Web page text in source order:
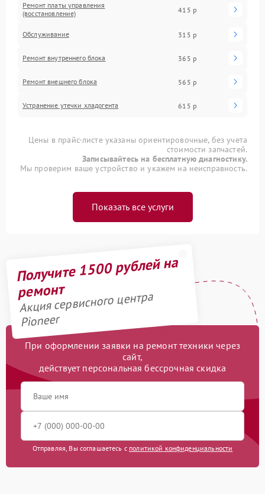
Ремонт платы управления
(восстановление)
415 р
Обслуживание 315 р
Ремонт внутреннего блока 365 р
Ремонт внешнего блока 565 р
Устранение утечки хладогента 615 р
Цены в прайс-листе указаны ориентировочные, без учета
стоимости запчастей.
Записывайтесь на бесплатную диагностику.
Мы проверим ваше устройство и укажем на неисправность.
Показать все услуги
Получите 1500 рублей на
ремонт
Акция сервисного центра
Pioneer
При оформлении заявки на ремонт техники через
сайт,
действует персональная бессрочная скидка
Отправляя, Вы соглашаетесь с политикой конфиденциальности